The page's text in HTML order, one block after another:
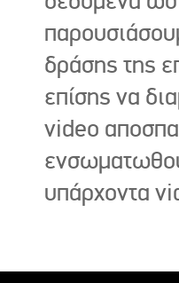
δράσης της
επίσης να
video
υπάρχοντα